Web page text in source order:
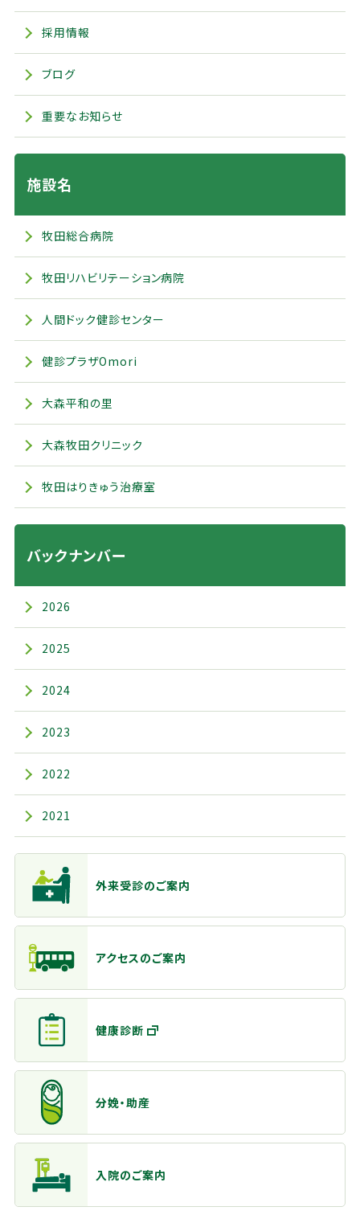
採用情報
ブログ
重要なお知らせ
施設名
牧田総合病院
牧田リハビリテーション病院
人間ドック健診センター
健診プラザOmori
大森平和の里
大森牧田クリニック
牧田はりきゅう治療室
バックナンバー
2026
2025
2024
2023
2022
2021
主なメニュー
外来受診のご案内
アクセスのご案内
健康診断
分娩・助産
入院のご案内